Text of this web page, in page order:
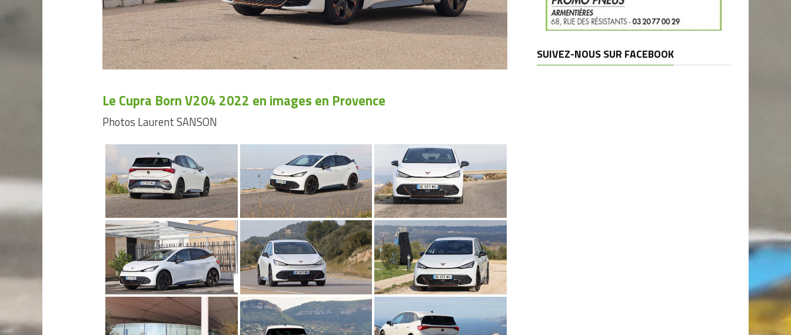
Le Cupra Born V204 2022 en images en Provence
Photos Laurent SANSON
SUIVEZ-NOUS SUR FACEBOOK